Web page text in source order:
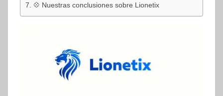
💠 Nuestras conclusiones sobre Lionetix